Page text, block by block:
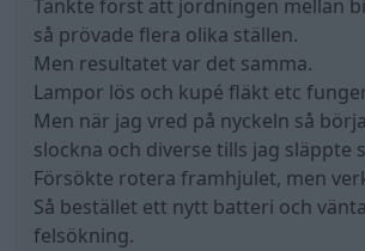
Tänkte först att jordningen mellan
så prövade flera olika ställen.
Men resultatet var det samma.
Lampor lös och kupé fläkt etc
Men när jag vred på nyckeln så
slockna och diverse tills jag släppte
Försökte rotera framhjulet, men
Så bestället ett nytt batteri och
felsökning.